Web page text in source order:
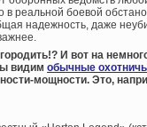
реальной боевой
надежность, даже
городить!? И вот на
видим обычные
мощности. Это,